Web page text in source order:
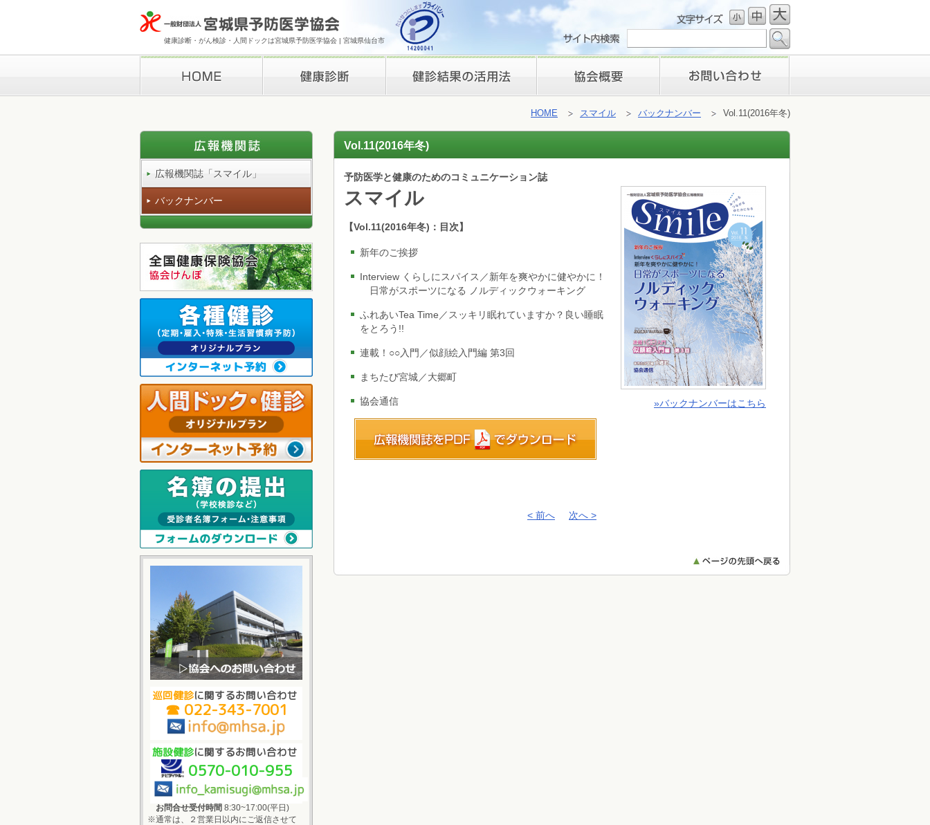
健康診断・がん検診・人間ドックは宮城県予防医学協会 | 宮城県仙台市
Vol.11(2016年冬)
バックナンバー
スマイル
HOME
Vol.11(2016年冬)
予防医学と健康のためのコミュニケーション誌
スマイル
【Vol.11(2016年冬)：目次】
新年のご挨拶
Interview くらしにスパイス／新年を爽やかに健やかに！
日常がスポーツになる ノルディックウォーキング
ふれあいTea Time／スッキリ眠れていますか？良い睡眠
をとろう!!
連載！○○入門／似顔絵入門編 第3回
まちたび宮城／大郷町
協会通信 »バックナンバーはこちら
< 前へ 次へ >
広報機関誌「スマイル」
バックナンバー
巡回健診に関するお問い合わせ
☎ 022-343-7001
施設健診に関するお問い合わせ
0570-010-955
お問合せ受付時間 8:30~17:00(平日)
※通常は、２営業日以内にご返信させて